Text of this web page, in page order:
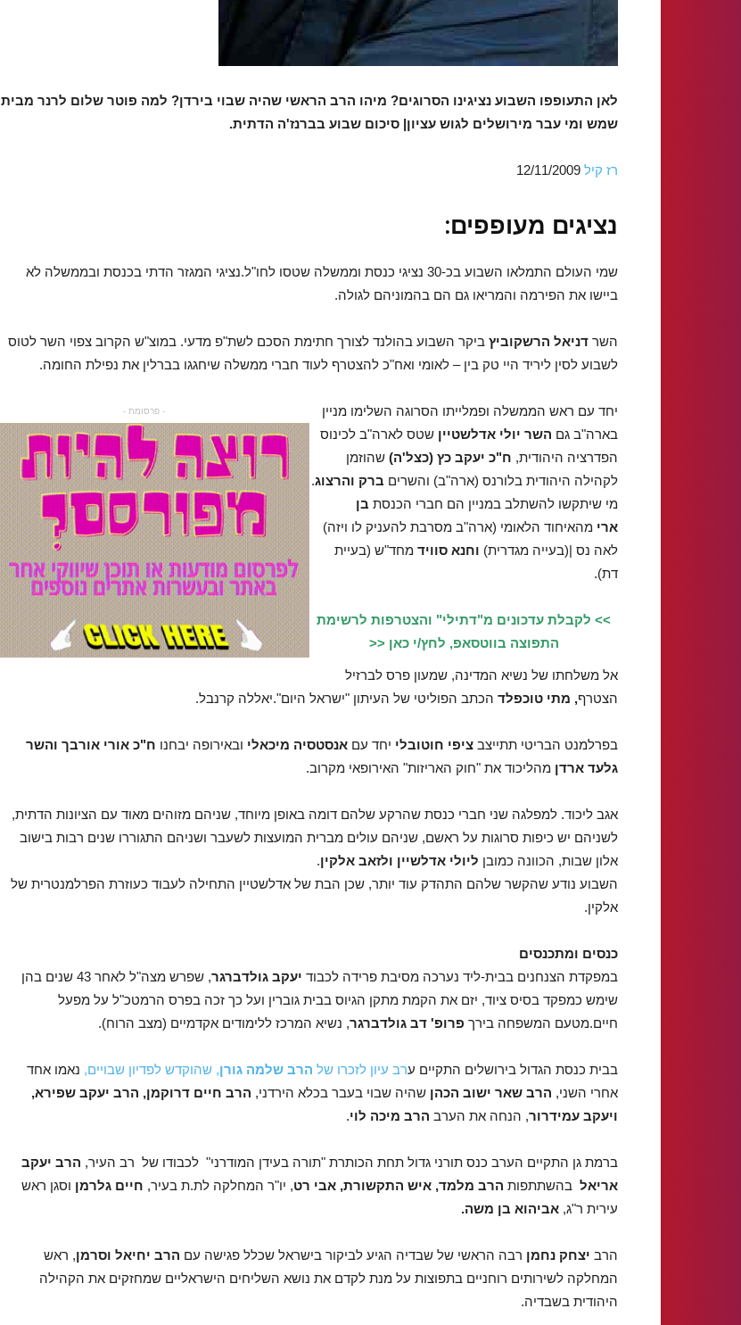
לאן התעופפו השבוע נציגינו הסרוגים? מיהו הרב הראשי שהיה שבוי בירדן? למה פוטר שלום לרנר מבית
שמש ומי עבר מירושלים לגוש עציון| סיכום שבוע בברנז'ה הדתית.
רז קיל
נציגים מעופפים:
שמי העולם התמלאו השבוע בכ-30 נציגי כנסת וממשלה שטסו לחו"ל.נציגי המגזר הדתי בכנסת ובממשלה לא
ביישו את הפירמה והמריאו גם הם בהמוניהם לגולה.
השר דניאל הרשקוביץ ביקר השבוע בהולנד לצורך חתימת הסכם לשת"פ מדעי. במוצ"ש הקרוב צפוי השר לטוס
לשבוע לסין ליריד היי טק בין – לאומי ואח"כ להצטרף לעוד חברי ממשלה שיחגגו בברלין את נפילת החומה.
- פרסומת -
יחד עם ראש הממשלה ופמלייתו הסרוגה השלימו מניין
בארה"ב גם השר יולי אדלשטיין שטס לארה"ב לכינוס
הפדרציה היהודית, ח"כ יעקב כץ (כצל'ה) שהוזמן
לקהילה היהודית בלורנס (ארה"ב) והשרים ברק והרצוג.
מי שיתקשו להשתלב במניין הם חברי הכנסת בן
ארי מהאיחוד הלאומי (ארה"ב מסרבת להעניק לו ויזה)
לאה נס |(בעייה מגדרית) וחנא סוויד מחד"ש (בעיית
דת).
>> לקבלת עדכונים מ"דתילי" והצטרפות לרשימת
התפוצה בווטסאפ, לחץ/י כאן <<
אל משלחתו של נשיא המדינה, שמעון פרס לברזיל
הצטרף, מתי טוכפלד הכתב הפוליטי של העיתון "ישראל היום".יאללה קרנבל.
בפרלמנט הבריטי תתייצב ציפי חוטובלי יחד עם אנסטסיה מיכאלי ובאירופה יבחנו ח"כ אורי אורבך והשר
גלעד ארדן מהליכוד את "חוק האריזות" האירופאי מקרוב.
אגב ליכוד. למפלגה שני חברי כנסת שהרקע שלהם דומה באופן מיוחד, שניהם מזוהים מאוד עם הציונות הדתית,
לשניהם יש כיפות סרוגות על ראשם, שניהם עולים מברית המועצות לשעבר ושניהם התגוררו שנים רבות בישוב
אלון שבות, הכוונה כמובן ליולי אדלשיין ולזאב אלקין.
השבוע נודע שהקשר שלהם התהדק עוד יותר, שכן הבת של אדלשטיין התחילה לעבוד כעוזרת הפרלמנטרית של
אלקין.
כנסים ומתכנסים
במפקדת הצנחנים בבית-ליד נערכה מסיבת פרידה לכבוד יעקב גולדברגר
, שפרש מצה"ל לאחר 43 שנים בהן
שימש כמפקד בסיס ציוד, יזם את הקמת מתקן הגיוס בבית גוברין ועל כך זכה בפרס הרמטכ"ל על מפעל
חיים.מטעם המשפחה בירך פרופ' דב גולדברגר, נשיא המרכז ללימודים אקדמיים (מצב הרוח).
בבית כנסת הגדול בירושלים התקיים ערב עיון לזכרו של הרב שלמה גורן, שהוקדש לפדיון שבויים, נאמו אחד
אחרי השני, הרב שאר ישוב הכהן שהיה שבוי בעבר בכלא הירדני, הרב חיים דרוקמן, הרב יעקב שפירא,
ויעקב עמידרור, הנחה את הערב הרב מיכה לוי.
ברמת גן התקיים הערב כנס תורני גדול תחת הכותרת "תורה בעידן המודרני" לכבודו של רב העיר, הרב יעקב
אריאל בהשתתפות הרב מלמד, איש התקשורת, אבי רט, יו"ר המחלקה לת.ת בעיר, חיים גלרמן וסגן ראש
עירית ר"ג, אביהוא בן משה.
הרב יצחק נחמן רבה הראשי של שבדיה הגיע לביקור בישראל שכלל פגישה עם הרב יחיאל וסרמן, ראש
המחלקה לשירותים רוחניים בתפוצות על מנת לקדם את נושא השליחים הישראליים שמחזקים את הקהילה
היהודית בשבדיה.